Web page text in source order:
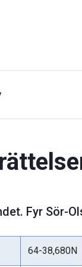
Fyr Sör-
64-38,680N